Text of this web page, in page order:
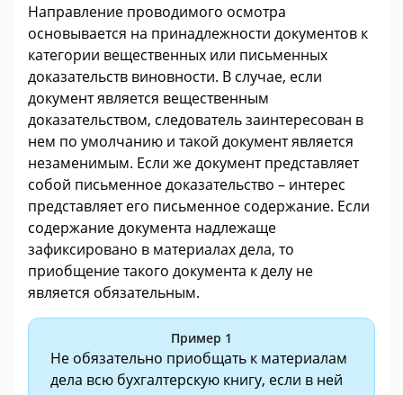
Направление проводимого осмотра
основывается на принадлежности документов к
категории вещественных или письменных
доказательств виновности. В случае, если
документ является вещественным
доказательством, следователь заинтересован в
нем по умолчанию и такой документ является
незаменимым. Если же документ представляет
собой письменное доказательство – интерес
представляет его письменное содержание. Если
содержание документа надлежаще
зафиксировано в материалах дела, то
приобщение такого документа к делу не
является обязательным.
Пример 1
Не обязательно приобщать к материалам
дела всю бухгалтерскую книгу, если в ней